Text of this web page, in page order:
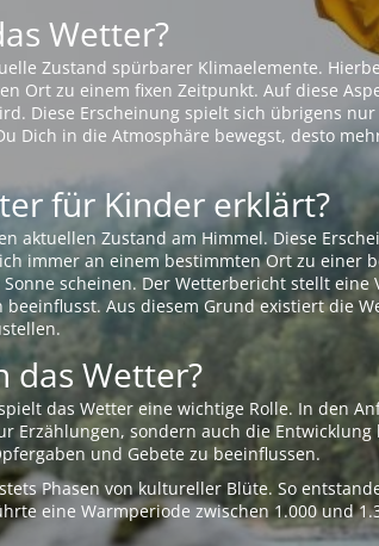
Wetter?
Zustand spürbarer Klimaelemente.
Ort zu einem fixen Zeitpunkt. Auf diese
Diese Erscheinung spielt sich übrigens
Dich in die Atmosphäre bewegst, desto
für Kinder erklärt?
aktuellen Zustand am Himmel. Diese
immer an einem bestimmten Ort zu einer
scheinen. Der Wetterbericht stellt
Aus diesem Grund existiert die
das Wetter?
das Wetter eine wichtige Rolle. In den
Erzählungen, sondern auch die
und Gebete zu beeinflussen.
Phasen von kultureller Blüte. So
eine Warmperiode zwischen 1.000 und